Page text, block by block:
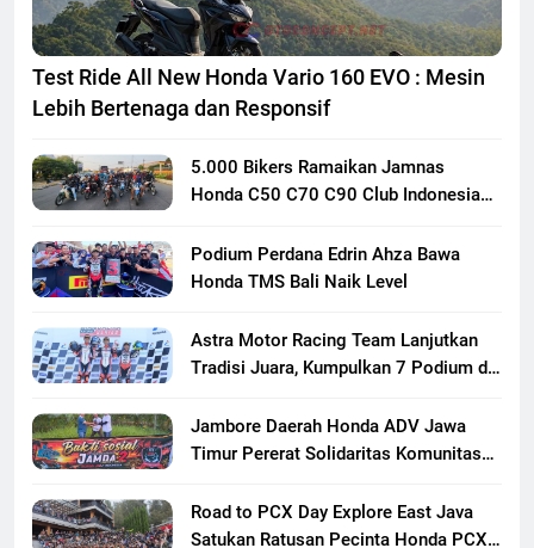
Test Ride All New Honda Vario 160 EVO : Mesin
Lebih Bertenaga dan Responsif
5.000 Bikers Ramaikan Jamnas
Honda C50 C70 C90 Club Indonesia
Persaudaraan Pecinta Motor Klasik
Honda
Podium Perdana Edrin Ahza Bawa
Honda TMS Bali Naik Level
Astra Motor Racing Team Lanjutkan
Tradisi Juara, Kumpulkan 7 Podium di
Jambore Daerah Honda ADV Jawa
Timur Pererat Solidaritas Komunitas
di Banyuwangi
Road to PCX Day Explore East Java
Satukan Ratusan Pecinta Honda PCX